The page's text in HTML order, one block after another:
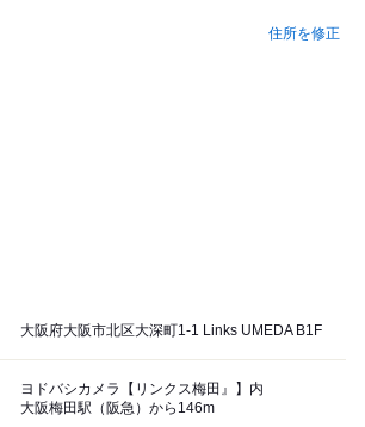
住所を修正
大阪府大阪市北区大深町1-1 Links UMEDA B1F
ヨドバシカメラ【リンクス梅田』】内
大阪梅田駅（阪急）から146m